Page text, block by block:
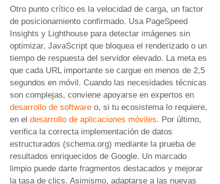
Otro punto crítico es la velocidad de carga, un factor
de posicionamiento confirmado. Usa PageSpeed
Insights y Lighthouse para detectar imágenes sin
optimizar, JavaScript que bloquea el renderizado o un
tiempo de respuesta del servidor elevado. La meta es
que cada URL importante se cargue en menos de 2,5
segundos en móvil. Cuando las necesidades técnicas
son complejas, conviene apoyarse en expertos en
desarrollo de software o, si tu ecosistema lo requiere,
en el desarrollo de aplicaciones móviles. Por último,
verifica la correcta implementación de datos
estructurados (schema.org) mediante la prueba de
resultados enriquecidos de Google. Un marcado
limpio puede darte fragmentos destacados y mejorar
la tasa de clics. Asimismo, adaptarse a las nuevas